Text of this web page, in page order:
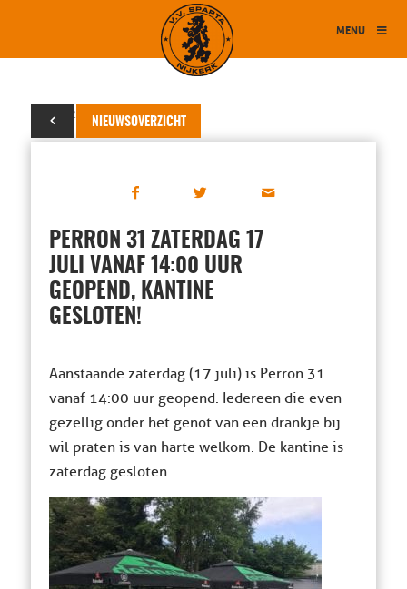
MENU
NIEUWSOVERZICHT
12 juli 2021
PERRON 31 ZATERDAG 17
JULI VANAF 14:00 UUR
GEOPEND, KANTINE
GESLOTEN!
Aanstaande zaterdag (17 juli) is Perron 31
vanaf 14:00 uur geopend. Iedereen die even
gezellig onder het genot van een drankje bij
wil praten is van harte welkom. De kantine is
zaterdag gesloten.